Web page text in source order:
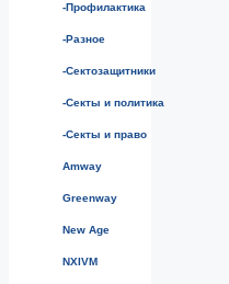
-Профилактика
-Разное
-Сектозащитники
-Секты и политика
-Секты и право
Amway
Greenway
New Age
NXIVM